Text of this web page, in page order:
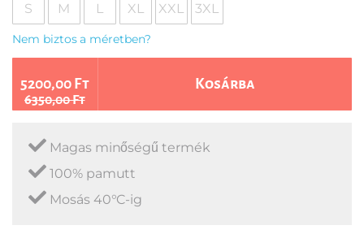
S M L XL XXL 3XL
Nem biztos a méretben?
5200,00 Ft
6350,00 Ft
Kosárba
Magas minőségű termék
100% pamutt
Mosás 40°C-ig